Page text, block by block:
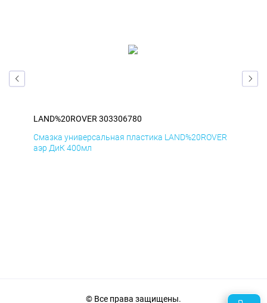
LAND%20ROVER 303306780
Смазка универсальная пластика LAND%20ROVER
аэр ДиК 400мл
© Все права защищены.